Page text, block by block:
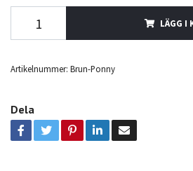
LÄGG I
Artikelnummer: Brun-Ponny
Dela